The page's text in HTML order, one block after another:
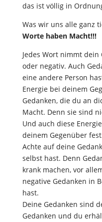
das ist völlig in
Was wir uns alle ganz
Worte haben Macht!!!
Jedes Wort nimmt
oder negativ. Auch
eine andere Person
Energie bei deinem
Gedanken, die du an
Macht. Denn sie sind
Und auch diese
deinem Gegenüber
Achte auf deine
selbst hast. Denn
krank machen, vor
negative Gedanken in
hast.
Deine Gedanken sind
Gedanken und du